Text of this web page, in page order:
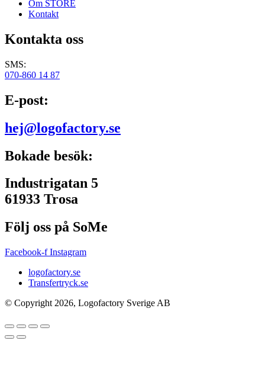
Om STORE
Kontakt
Kontakta oss
SMS:
070-860 14 87
E-post:
hej@logofactory.se
Bokade besök:
Industrigatan 5
61933 Trosa
Följ oss på SoMe
Facebook-f Instagram
logofactory.se
Transfertryck.se
© Copyright 2026, Logofactory Sverige AB